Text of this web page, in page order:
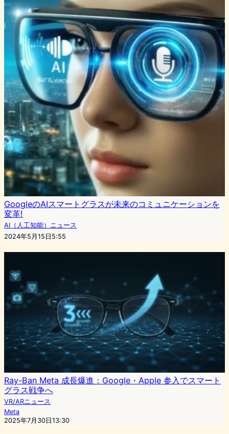
GoogleのAIスマートグラスが未来のコミュニケーションを
変革!
AI（人工知能）ニュース
2024年5月15日5:55
Ray-Ban Meta 成長爆進：Google・Apple 参入でスマート
グラス戦争へ
VR/ARニュース
Meta
2025年7月30日13:30